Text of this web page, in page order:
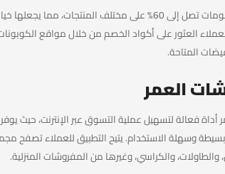
تقدم مفروشات العمر خصومات تصل إلى 60% على مختلف
العثور على أكواد الخصم من خلال مواقع
المتاحة.
العمر
فعالة لتسهيل عملية التسوق عبر الإنترنت، حيث
وسهلة الاستخدام. يتيح التطبيق للعملاء تصفح
والكراسي، وغيرها من المفروشات المنزلية.